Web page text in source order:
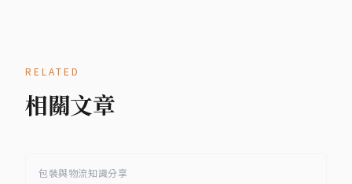
RELATED
相關文章
包裝與物流知識分享